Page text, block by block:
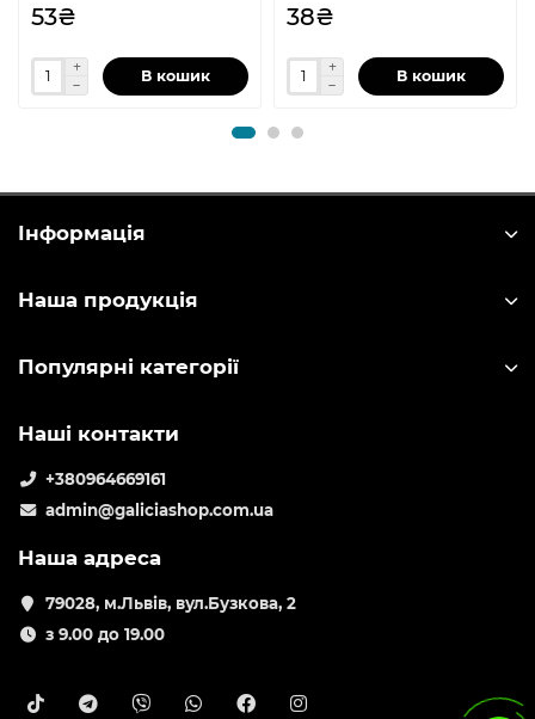
53₴
В кошик
38₴
В кошик
Інформація
Наша продукція
Популярні категорії
Наші контакти
+380964669161
admin@galiciashop.com.ua
Наша адреса
79028, м.Львів, вул.Бузкова, 2
з 9.00 до 19.00